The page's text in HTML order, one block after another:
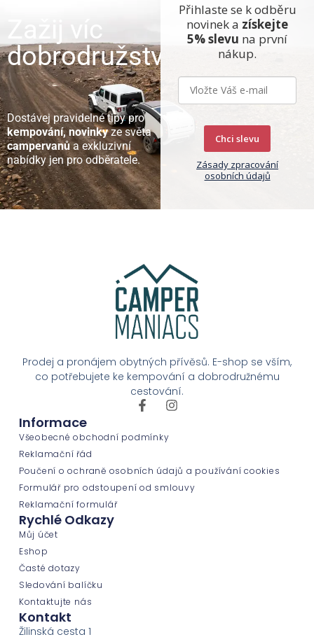
Zažij víc
dobrodružství
Dostávej pravidelné tipy pro
kempování, novinkyze světa
campervanůa exkluzivní
nabídky jen pro odběratele.
Přihlaste se k odběru
novinek a získejte
5% slevu na první
nákup.
Chci slevu
Zásady zpracování
osobních údajů
Prodej a pronájem obytných přívěsů. E-shop se vším,
co potřebujete ke kempování a dobrodružnému
cestování.
Informace
Všeobecné obchodní podmínky
Reklamační řád
Poučení o ochraně osobních údajů a používání cookies
Formulář pro odstoupení od smlouvy
Reklamační formulář
Rychlé Odkazy
Můj účet
Eshop
Časté dotazy
Sledování balíčku
Kontaktujte nás
Kontakt
Žilinská cesta 1